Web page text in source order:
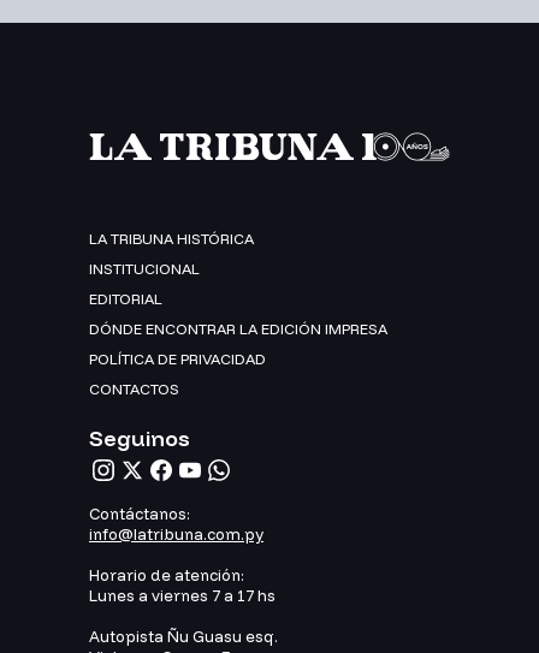
LA TRIBUNA HISTÓRICA
INSTITUCIONAL
EDITORIAL
DÓNDE ENCONTRAR LA EDICIÓN IMPRESA
POLÍTICA DE PRIVACIDAD
CONTACTOS
Seguinos
Contáctanos:
info@latribuna.com.py
Horario de atención:
Lunes a viernes 7 a 17 hs
Autopista Ñu Guasu esq.